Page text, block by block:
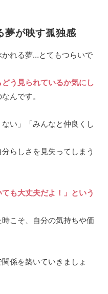
夢が映す孤独感
れる夢…とてもつらいで
どう見られているか気にし
んです。
い」「みんなと仲良くし
らしさを見失ってしまう
ても大丈夫だよ！」という
こそ、自分の気持ちや価
係を築いていきましょ